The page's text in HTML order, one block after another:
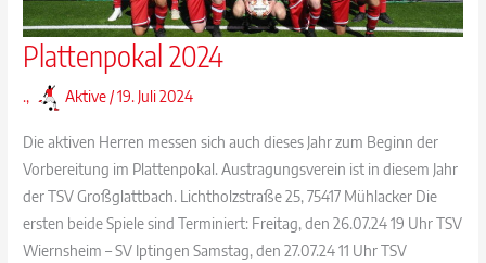
Plattenpokal 2024
., Aktive /19. Juli 2024
Die aktiven Herren messen sich auch dieses Jahr zum Beginn der
Vorbereitung im Plattenpokal. Austragungsverein ist in diesem Jahr
der TSV Großglattbach. Lichtholzstraße 25, 75417 Mühlacker Die
ersten beide Spiele sind Terminiert: Freitag, den 26.07.24 19 Uhr TSV
Wiernsheim – SV Iptingen Samstag, den 27.07.24 11 Uhr TSV